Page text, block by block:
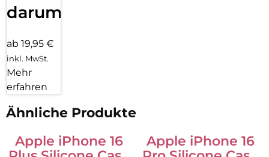
darum!
ab 19,95 €
inkl. MwSt.
Mehr
erfahren
Ähnliche Produkte
Apple iPhone 16
Apple iPhone 16